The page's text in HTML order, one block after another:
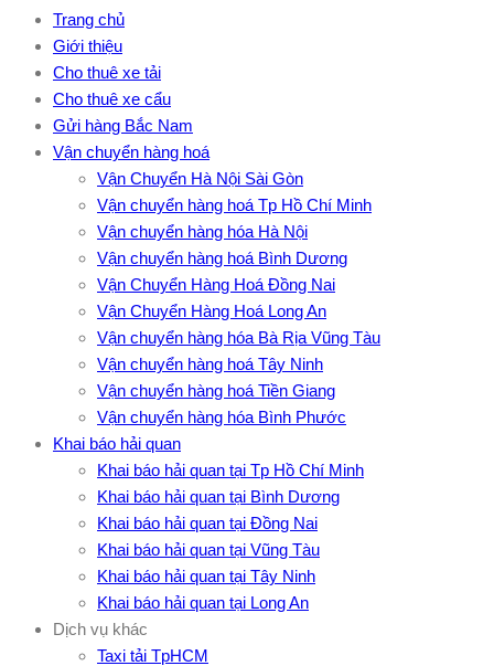
Trang chủ
Giới thiệu
Cho thuê xe tải
Cho thuê xe cẩu
Gửi hàng Bắc Nam
Vận chuyển hàng hoá
Vận Chuyển Hà Nội Sài Gòn
Vận chuyển hàng hoá Tp Hồ Chí Minh
Vận chuyển hàng hóa Hà Nội
Vận chuyển hàng hoá Bình Dương
Vận Chuyển Hàng Hoá Đồng Nai
Vận Chuyển Hàng Hoá Long An
Vận chuyển hàng hóa Bà Rịa Vũng Tàu
Vận chuyển hàng hoá Tây Ninh
Vận chuyển hàng hoá Tiền Giang
Vận chuyển hàng hóa Bình Phước
Khai báo hải quan
Khai báo hải quan tại Tp Hồ Chí Minh
Khai báo hải quan tại Bình Dương
Khai báo hải quan tại Đồng Nai
Khai báo hải quan tại Vũng Tàu
Khai báo hải quan tại Tây Ninh
Khai báo hải quan tại Long An
Dịch vụ khác
Taxi tải TpHCM